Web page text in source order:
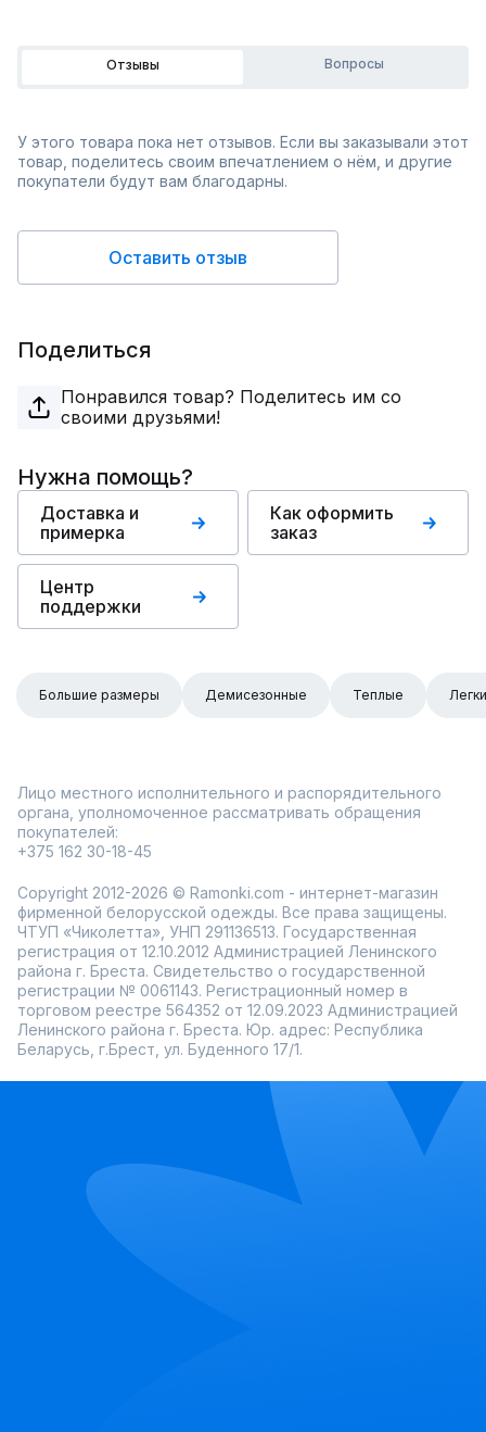
Отзывы Вопросы
У этого товара пока нет отзывов. Если вы заказывали этот
товар, поделитесь своим впечатлением о нём, и другие
покупатели будут вам благодарны.
Оставить отзыв
Поделиться
Понравился товар? Поделитесь им со
своими друзьями!
Нужна помощь?
Доставка и
примерка
Как оформить
заказ
Центр
поддержки
Большие размеры Демисезонные Теплые
Лицо местного исполнительного и распорядительного
органа, уполномоченное рассматривать обращения
покупателей:
+375 162 30-18-45
Copyright 2012-2026 © Ramonki.com - интернет-магазин
фирменной белорусской одежды. Все права защищены.
ЧТУП «Чиколетта», УНП 291136513. Государственная
регистрация от 12.10.2012 Администрацией Ленинского
района г. Бреста. Свидетельство о государственной
регистрации № 0061143. Регистрационный номер в
торговом реестре 564352 от 12.09.2023 Администрацией
Ленинского района г. Бреста. Юр. адрес: Республика
Беларусь, г.Брест, ул. Буденного 17/1.